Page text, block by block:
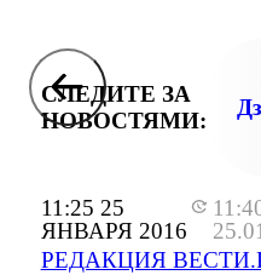
11:25 25
ЯНВАРЯ 2016
РЕДАКЦИЯ
СЛЕДИТЕ ЗА
НОВОСТЯМИ: